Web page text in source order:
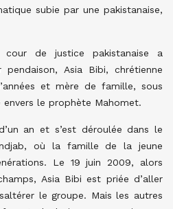
subie par une pakistanaise,
de justice pakistanaise a
Asia Bibi, chrétienne
et mère de famille, sous
envers le prophète Mahomet.
an et s’est déroulée dans le
où la famille de la jeune
Le 19 juin 2009, alors
Asia Bibi est priée d’aller
le groupe. Mais les autres